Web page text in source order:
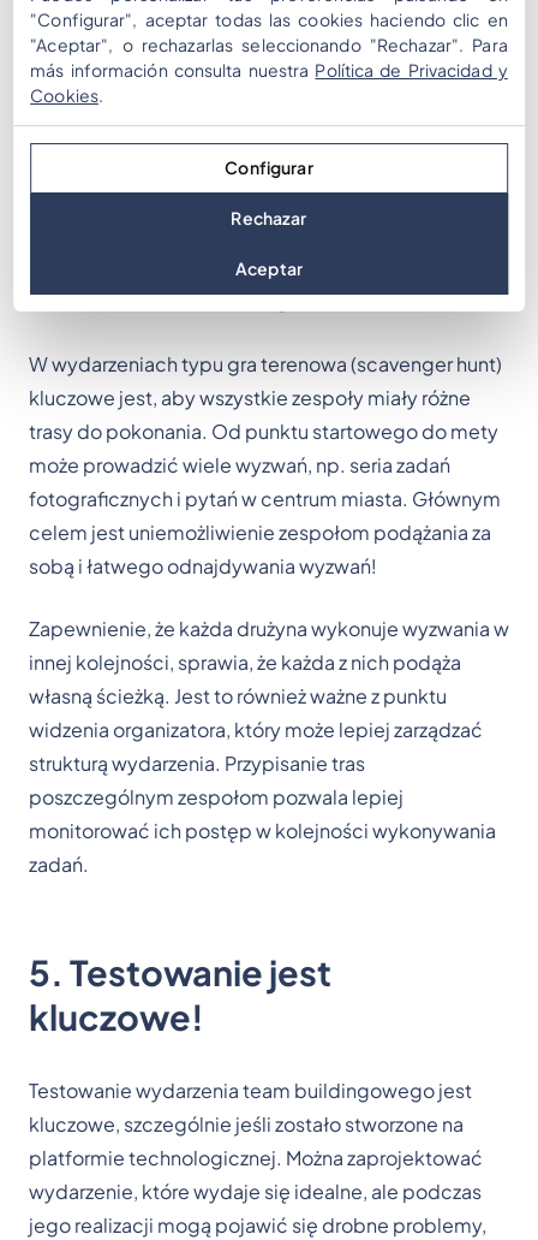
zachęca uczestników do nauki czegoś nowego lub
zdobycia nowych umiejętności dzięki otwartości na
tematy lub aktywności, których wcześniej mogli nie
próbować.
zespołom różnych tras
W wydarzeniach typu gra terenowa (scavenger hunt)
kluczowe jest, aby wszystkie zespoły miały różne
trasy do pokonania. Od punktu startowego do mety
może prowadzić wiele wyzwań, np. seria zadań
fotograficznych i pytań w centrum miasta. Głównym
celem jest uniemożliwienie zespołom podążania za
sobą i łatwego odnajdywania wyzwań!
Zapewnienie, że każda drużyna wykonuje wyzwania w
innej kolejności, sprawia, że każda z nich podąża
własną ścieżką. Jest to również ważne z punktu
widzenia organizatora, który może lepiej zarządzać
strukturą wydarzenia. Przypisanie tras
poszczególnym zespołom pozwala lepiej
monitorować ich postęp w kolejności wykonywania
zadań.
5. Testowanie jest
kluczowe!
Testowanie wydarzenia team buildingowego jest
kluczowe, szczególnie jeśli zostało stworzone na
platformie technologicznej. Można zaprojektować
wydarzenie, które wydaje się idealne, ale podczas
jego realizacji mogą pojawić się drobne problemy,
"Configurar", aceptar todas las cookies haciendo clic en
"Aceptar", o rechazarlas seleccionando "Rechazar". Para
más información consulta nuestra Política de Privacidad y
Cookies.
Configurar
Rechazar
Aceptar